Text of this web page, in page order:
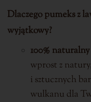
Dlaczego pumeks z
wyjątkowy?
100%
wprost z
i sztucznych
wulkanu dla